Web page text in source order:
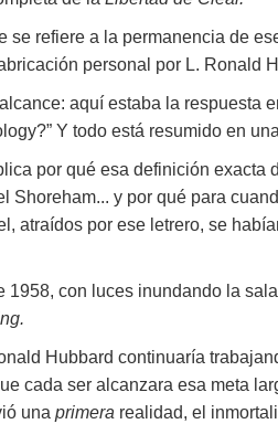
se refiere a la permanencia de
personal por L. Ronald
aquí estaba la respuesta
Y todo está resumido en
por qué esa definición
Shoreham... y por qué para
atraídos por ese letrero, se
1958, con luces inundando la
Hubbard continuaría
cada ser alcanzara esa meta
una primera realidad, el